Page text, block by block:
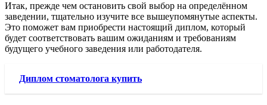
Итак, прежде чем остановить свой выбор на определённом
заведении, тщательно изучите все вышеупомянутые аспекты.
Это поможет вам приобрести настоящий диплом, который
будет соответствовать вашим ожиданиям и требованиям
будущего учебного заведения или работодателя.
Диплом стоматолога купить